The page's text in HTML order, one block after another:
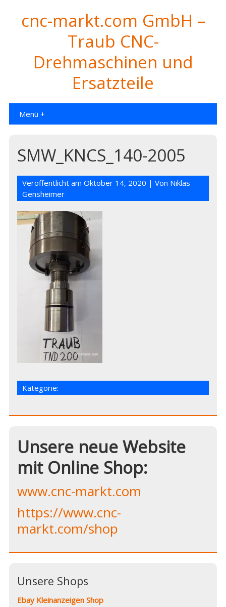
cnc-markt.com GmbH –
Traub CNC-
Drehmaschinen und
Ersatzteile
Menü +
SMW_KNCS_140-2005
Veröffentlicht amOktober 14, 2020 | Von Niklas
Gensheimer
Kategorie:
Unsere neue Website
mit Online Shop:
www.cnc-markt.com
https://www.cnc-
markt.com/shop
Unsere Shops
Ebay Kleinanzeigen Shop